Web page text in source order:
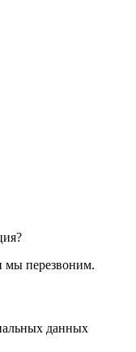
мы перезвоним.
данных